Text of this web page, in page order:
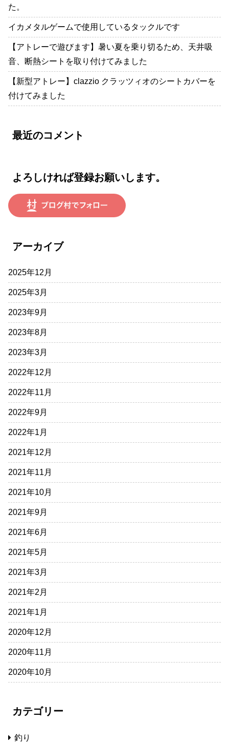
た。
イカメタルゲームで使用しているタックルです
【アトレーで遊びます】暑い夏を乗り切るため、天井吸
音、断熱シートを取り付けてみました
【新型アトレー】clazzio クラッツィオのシートカバーを
付けてみました
最近のコメント
よろしければ登録お願いします。
アーカイブ
2025年12月
2025年3月
2023年9月
2023年8月
2023年3月
2022年12月
2022年11月
2022年9月
2022年1月
2021年12月
2021年11月
2021年10月
2021年9月
2021年6月
2021年5月
2021年3月
2021年2月
2021年1月
2020年12月
2020年11月
2020年10月
カテゴリー
釣り